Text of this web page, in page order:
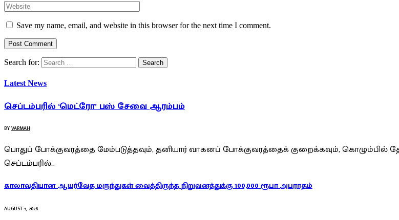
Save my name, email, and website in this browser for the next time I comment.
Search for:
Latest News
செப்டம்பரில் ‘மெட்ரோ’ பஸ் சேவை ஆரம்பம்
BYVARMAH
பொதுப் போக்குவரத்தை மேம்படுத்தவும், தனியார் வாகனப் போக்குவரத்தைக் குறைக்கவும், கொழும்பில்
செப்டம்பரில்…
காலாவதியான ஆயுர்வேத மருந்துகள் வைத்திருந்த நிறுவனத்துக்கு 100,000 ரூபா அபராதம்
AUGUST 5, 2026